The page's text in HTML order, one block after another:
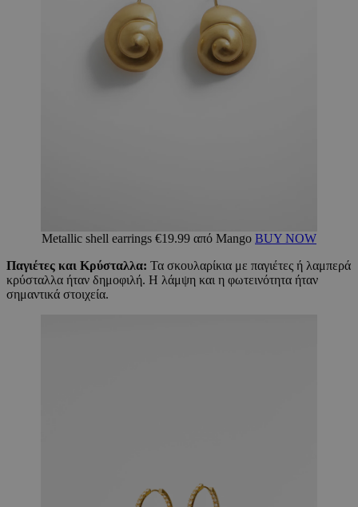
Metallic shell earrings €19.99 από Mango BUY NOW
Παγιέτες και Κρύσταλλα: Τα σκουλαρίκια με παγιέτες ή λαμπερά
κρύσταλλα ήταν δημοφιλή. Η λάμψη και η φωτεινότητα ήταν
σημαντικά στοιχεία.